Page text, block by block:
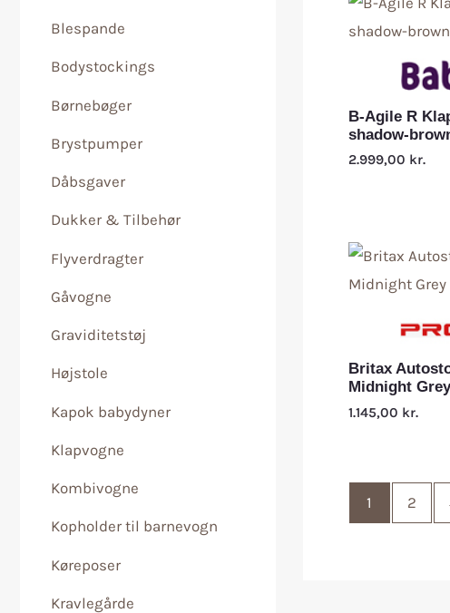
Blespande
Bodystockings
Børnebøger
Brystpumper
Dåbsgaver
Dukker & Tilbehør
Flyverdragter
Gåvogne
Graviditetstøj
Højstole
Kapok babydyner
Klapvogne
Kombivogne
Kopholder til barnevogn
Køreposer
Kravlegårde
B-Agile R
shadow-
2.999,00 kr.
Britax
Midnight Grey
1.145,00 kr.
1 2